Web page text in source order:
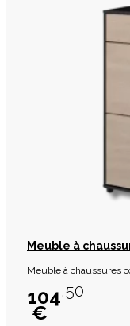
Meuble à
Meuble à chaussures
104,50
€